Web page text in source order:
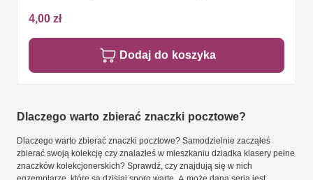
4,00 zł
Dodaj do koszyka
Dlaczego warto zbierać znaczki pocztowe?
Dlaczego warto zbierać znaczki pocztowe? Samodzielnie zacząłeś
zbierać swoją kolekcję czy znalazłeś w mieszkaniu dziadka klasery pełne
znaczków kolekcjonerskich? Sprawdź, czy znajdują się w nich